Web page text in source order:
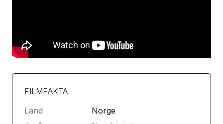
FILMFAKTA
Land
Norge